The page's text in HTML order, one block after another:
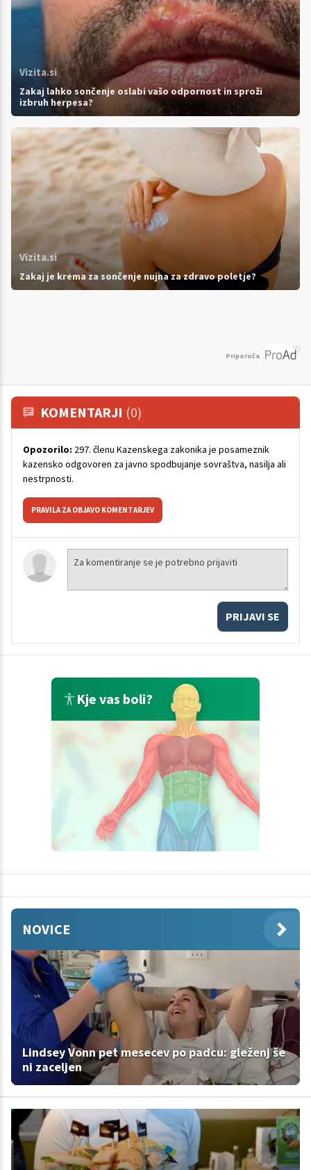
Vizita.si
Zakaj lahko sončenje oslabi vašo odpornost in sproži
izbruh herpesa?
Vizita.si
Zakaj je krema za sončenje nujna za zdravo poletje?
Priporoča
KOMENTARJI (0)
Opozorilo: 297. členu Kazenskega zakonika je posameznik
kazensko odgovoren za javno spodbujanje sovraštva, nasilja ali
nestrpnosti.
PRAVILA ZA OBJAVO KOMENTARJEV
PRIJAVI SE
Kje vas boli?
NOVICE
Lindsey Vonn pet mesecev po padcu: gleženj še
ni zaceljen